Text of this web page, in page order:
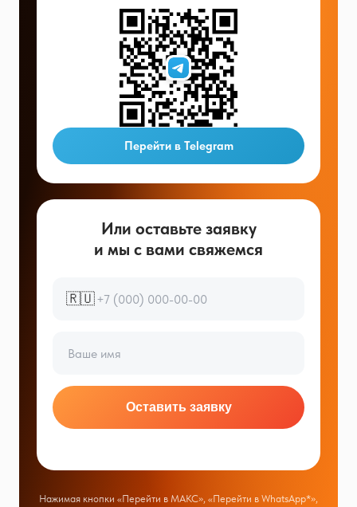
Перейти в Telegram
Или оставьте заявку
и мы с вами свяжемся
🇷🇺
Оставить заявку
Нажимая кнопки «Перейти в МАКС», «Перейти в WhatsApp*»,